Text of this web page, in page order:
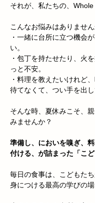
それが、私たちの、Whole
こんなお悩みはありません
・一緒に台所に立つ機会
い。
・包丁を持たせたり、火
っと不安。
・料理を教えたいけれど
待てなくて、つい手を出し
そんな時、夏休みこそ、
みませんか？
準備し、においを嗅ぎ、
付ける、が詰まった「こど
毎日の食事は、こどもた
身につける最高の学びの場